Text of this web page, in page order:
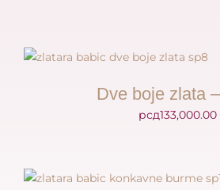
Dve boje zlata
рсд133,000.00